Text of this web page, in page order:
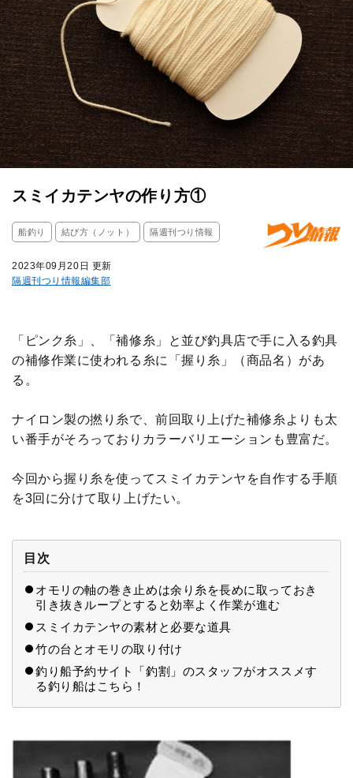
スミイカテンヤの作り方①
船釣り 結び方（ノット） 隔週刊つり情報
2023年09月20日 更新
隔週刊つり情報編集部
「ピンク糸」、「補修糸」と並び釣具店で手に入る釣具
の補修作業に使われる糸に「握り糸」（商品名）があ
る。
ナイロン製の撚り糸で、前回取り上げた補修糸よりも太
い番手がそろっておりカラーバリエーションも豊富だ。
今回から握り糸を使ってスミイカテンヤを自作する手順
を3回に分けて取り上げたい。
目次
オモリの軸の巻き止めは余り糸を長めに取っておき
引き抜きループとすると効率よく作業が進む
スミイカテンヤの素材と必要な道具
竹の台とオモリの取り付け
釣り船予約サイト「釣割」のスタッフがオススメす
る釣り船はこちら！